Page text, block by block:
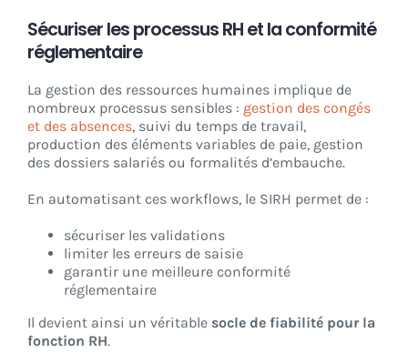
Sécuriser les processus RH et la conformité
réglementaire
La gestion des ressources humaines implique de
nombreux processus sensibles : gestion des congés
et des absences, suivi du temps de travail,
production des éléments variables de paie, gestion
des dossiers salariés ou formalités d’embauche.
En automatisant ces workflows, le SIRH permet de :
sécuriser les validations
limiter les erreurs de saisie
garantir une meilleure conformité
réglementaire
Il devient ainsi un véritable socle de fiabilité pour la
fonction RH.